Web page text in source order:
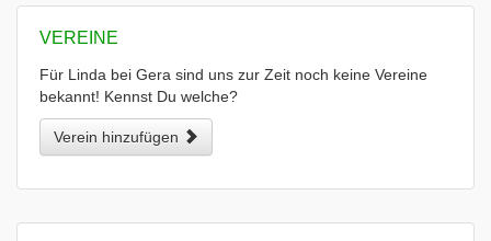
VEREINE
Für Linda bei Gera sind uns zur Zeit noch keine Vereine
bekannt! Kennst Du welche?
Verein hinzufügen